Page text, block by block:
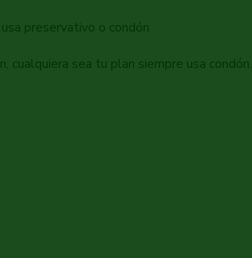
preservativo o condón
cualquiera sea tu plan siempre usa condón.